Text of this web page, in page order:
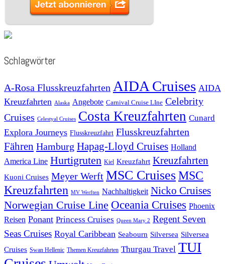
Schlagwörter
A-Rosa Flusskreuzfahrten AIDA Cruises AIDA
Kreuzfahrten
Alaska Angebote Carnival Cruise LIne Celebrity
Cruises Celestyal Cruises Costa Kreuzfahrten Cunard
Explora Journeys Flusskreuzfahrt Flusskreuzfahrten
Fähren Hamburg Hapag-Lloyd Cruises Holland
America Line Hurtigruten Kiel Kreuzfahrt Kreuzfahrten
Kuoni Cruises Meyer Werft MSC CruisesMSC
Kreuzfahrten MV Werften Nachhaltigkeit Nicko Cruises
Norwegian Cruise Line Oceania Cruises Phoenix
Reisen Ponant Princess Cruises Queen Mary 2 Regent Seven
Seas Cruises Royal Caribbean Seabourn Silversea Silversea
Cruises Swan Hellenic Themen Kreuzfahrten Thurgau Travel TUI